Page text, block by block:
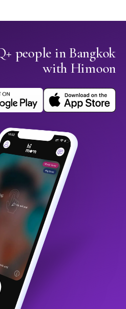
people in Bangkok
with Himoon